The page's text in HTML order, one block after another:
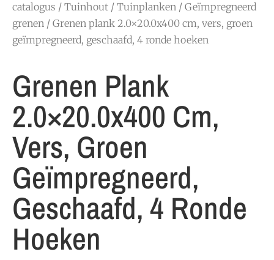
catalogus / Tuinhout / Tuinplanken / Geïmpregneerd
grenen / Grenen plank 2.0×20.0x400 cm, vers, groen
geïmpregneerd, geschaafd, 4 ronde hoeken
Grenen Plank
2.0×20.0x400 Cm,
Vers, Groen
Geïmpregneerd,
Geschaafd, 4 Ronde
Hoeken